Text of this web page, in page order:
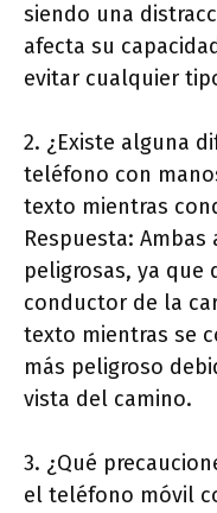
siendo una
afecta su
evitar cualquier
2. ¿Existe alguna
teléfono con
texto mientras
Respuesta:
peligrosas, ya
conductor de la
texto mientras se
más peligroso
vista del camino.
3. ¿Qué
el teléfono móvil